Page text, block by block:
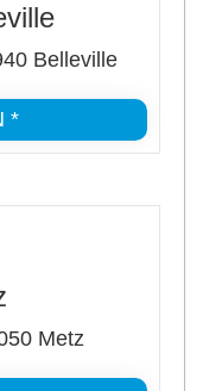
Belleville
*
Metz